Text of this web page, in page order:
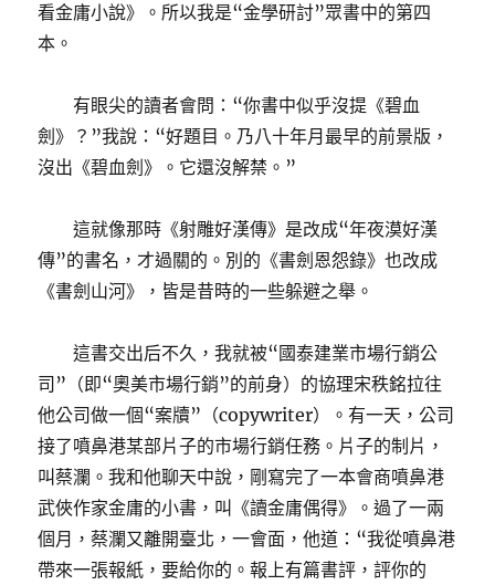
看金庸小說》。所以我是“金學研討”眾書中的第四
本。
有眼尖的讀者會問：“你書中似乎沒提《碧血
劍》？”我說：“好題目。乃八十年月最早的前景版，
沒出《碧血劍》。它還沒解禁。”
這就像那時《射雕好漢傳》是改成“年夜漠好漢
傳”的書名，才過關的。別的《書劍恩怨錄》也改成
《書劍山河》，皆是昔時的一些躲避之舉。
這書交出后不久，我就被“國泰建業市場行銷公
司”（即“奧美市場行銷”的前身）的協理宋秩銘拉往
他公司做一個“案牘”（copywriter）。有一天，公司
接了噴鼻港某部片子的市場行銷任務。片子的制片，
叫蔡瀾。我和他聊天中說，剛寫完了一本會商噴鼻港
武俠作家金庸的小書，叫《讀金庸偶得》。過了一兩
個月，蔡瀾又離開臺北，一會面，他道：“我從噴鼻港
帶來一張報紙，要給你的。報上有篇書評，評你的